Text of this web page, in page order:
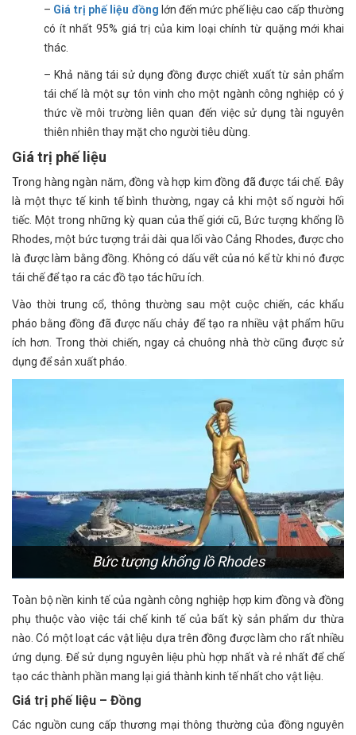
– Giá trị phế liệu đồng lớn đến mức phế liệu cao cấp thường
có ít nhất 95% giá trị của kim loại chính từ quặng mới khai
thác.
– Khả năng tái sử dụng đồng được chiết xuất từ ​​sản phẩm
tái chế là một sự tôn vinh cho một ngành công nghiệp có ý
thức về môi trường liên quan đến việc sử dụng tài nguyên
thiên nhiên thay mặt cho người tiêu dùng.
Giá trị phế liệu
Trong hàng ngàn năm, đồng và hợp kim đồng đã được tái chế. Đây
là một thực tế kinh tế bình thường, ngay cả khi một số người hối
tiếc. Một trong những kỳ quan của thế giới cũ, Bức tượng khổng lồ
Rhodes, một bức tượng trải dài qua lối vào Cảng Rhodes, được cho
là được làm bằng đồng. Không có dấu vết của nó kể từ khi nó được
tái chế để tạo ra các đồ tạo tác hữu ích.
Vào thời trung cổ, thông thường sau một cuộc chiến, các khẩu
pháo bằng đồng đã được nấu chảy để tạo ra nhiều vật phẩm hữu
ích hơn. Trong thời chiến, ngay cả chuông nhà thờ cũng được sử
dụng để sản xuất pháo.
Bức tượng khổng lồ Rhodes
Toàn bộ nền kinh tế của ngành công nghiệp hợp kim đồng và đồng
phụ thuộc vào việc tái chế kinh tế của bất kỳ sản phẩm dư thừa
nào. Có một loạt các vật liệu dựa trên đồng được làm cho rất nhiều
ứng dụng. Để sử dụng nguyên liệu phù hợp nhất và rẻ nhất để chế
tạo các thành phần mang lại giá thành kinh tế nhất cho vật liệu.
Giá trị phế liệu – Đồng
Các nguồn cung cấp thương mại thông thường của đồng nguyên